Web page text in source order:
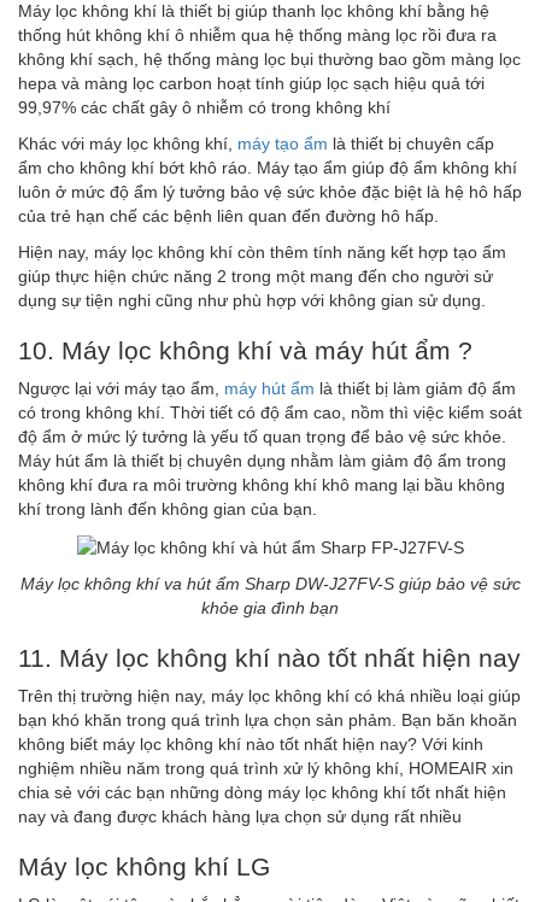
Máy lọc không khí là thiết bị giúp thanh lọc không khí bằng hệ
thống hút không khí ô nhiễm qua hệ thống màng lọc rồi đưa ra
không khí sạch, hệ thống màng lọc bụi thường bao gồm màng lọc
hepa và màng lọc carbon hoạt tính giúp lọc sạch hiệu quả tới
99,97% các chất gây ô nhiễm có trong không khí
Khác với máy lọc không khí, máy tạo ẩm là thiết bị chuyên cấp
ẩm cho không khí bớt khô ráo. Máy tạo ẩm giúp độ ẩm không khí
luôn ở mức độ ẩm lý tưởng bảo vệ sức khỏe đặc biệt là hệ hô hấp
của trẻ hạn chế các bệnh liên quan đến đường hô hấp.
Hiện nay, máy lọc không khí còn thêm tính năng kết hợp tạo ẩm
giúp thực hiện chức năng 2 trong một mang đến cho người sử
dụng sự tiện nghi cũng như phù hợp với không gian sử dụng.
10. Máy lọc không khí và máy hút ẩm ?
Ngược lại với máy tạo ẩm, máy hút ẩm là thiết bị làm giảm độ ẩm
có trong không khí. Thời tiết có độ ẩm cao, nồm thì việc kiểm soát
độ ẩm ở mức lý tưởng là yếu tố quan trọng để bảo vệ sức khỏe.
Máy hút ẩm là thiết bị chuyên dụng nhằm làm giảm độ ẩm trong
không khí đưa ra môi trường không khí khô mang lại bầu không
khí trong lành đến không gian của bạn.
Máy lọc không khí va hút ẩm Sharp DW-J27FV-S giúp bảo vệ sức
khỏe gia đình bạn
11. Máy lọc không khí nào tốt nhất hiện nay
Trên thị trường hiện nay, máy lọc không khí có khá nhiều loại giúp
bạn khó khăn trong quá trình lựa chọn sản phảm. Bạn băn khoăn
không biết máy lọc không khí nào tốt nhất hiện nay? Với kinh
nghiệm nhiều năm trong quá trình xử lý không khí, HOMEAIR xin
chia sẻ với các bạn những dòng máy lọc không khí tốt nhất hiện
nay và đang được khách hàng lựa chọn sử dụng rất nhiều
Máy lọc không khí LG